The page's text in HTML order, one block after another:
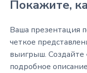
Покажите,
Ваша презентация
четкое
выигрыш. Создайте
подробное